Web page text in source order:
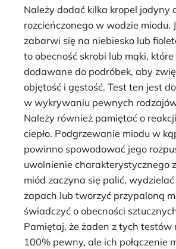
Należy dodać kilka kropel jodyny
rozcieńczonego w wodzie miodu.
zabarwi się na niebiesko lub
to obecność skrobi lub mąki,
dodawane do podróbek, aby
objętość i gęstość. Test ten jest
w wykrywaniu pewnych
Należy również pamiętać o
ciepło. Podgrzewanie miodu w
powinno spowodować jego
uwolnienie charakterystycznego
miód zaczyna się palić,
zapach lub tworzyć przypaloną
świadczyć o obecności
Pamiętaj, że żaden z tych testów
100% pewny, ale ich połączenie